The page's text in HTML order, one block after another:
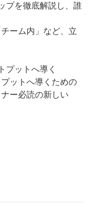
プを徹底解説し、誰
ーム内」など、立
プットへ導く
ットへ導くための
ー必読の新しい